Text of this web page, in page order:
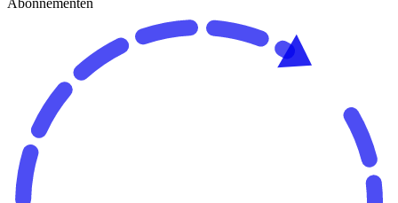
Abonnementen